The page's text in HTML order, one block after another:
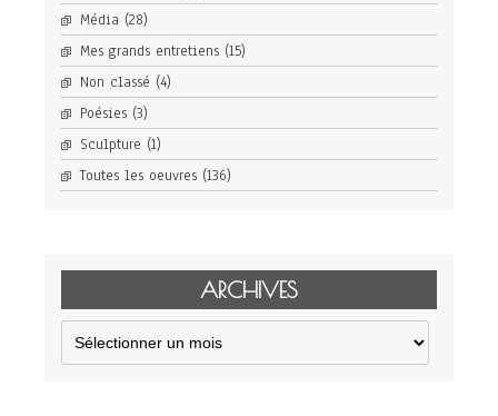
Média (28)
Mes grands entretiens (15)
Non classé (4)
Poésies (3)
Sculpture (1)
Toutes les oeuvres (136)
ARCHIVES
Archives